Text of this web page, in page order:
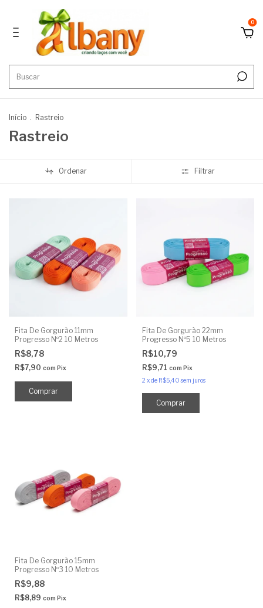
0
Início . Rastreio
Rastreio
Ordenar Filtrar
Fita De Gorgurão 11mm
Progresso Nº2 10 Metros
R$8,78
R$7,90 com Pix
Comprar
Fita De Gorgurão 22mm
Progresso Nº5 10 Metros
R$10,79
R$9,71 com Pix
2 xde R$5,40 sem juros
Comprar
Fita De Gorgurão 15mm
Progresso Nº3 10 Metros
R$9,88
R$8,89 com Pix